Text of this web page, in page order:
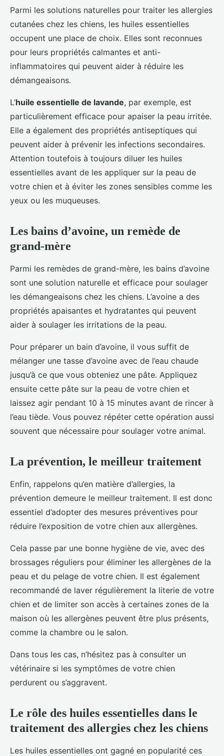
Parmi les solutions naturelles pour traiter les allergies
cutanées chez les chiens, les huiles essentielles
occupent une place de choix. Elles sont reconnues
pour leurs propriétés calmantes et anti-
inflammatoires qui peuvent aider à réduire les
démangeaisons.
L’huile essentielle de lavande, par exemple, est
particulièrement efficace pour apaiser la peau irritée.
Elle a également des propriétés antiseptiques qui
peuvent aider à prévenir les infections secondaires.
Attention toutefois à toujours diluer les huiles
essentielles avant de les appliquer sur la peau de
votre chien et à éviter les zones sensibles comme les
yeux ou les muqueuses.
Les bains d’avoine, un remède de
grand-mère
Parmi les remèdes de grand-mère, les bains d’avoine
sont une solution naturelle et efficace pour soulager
les démangeaisons chez les chiens. L’avoine a des
propriétés apaisantes et hydratantes qui peuvent
aider à soulager les irritations de la peau.
Pour préparer un bain d’avoine, il vous suffit de
mélanger une tasse d’avoine avec de l’eau chaude
jusqu’à ce que vous obteniez une pâte. Appliquez
ensuite cette pâte sur la peau de votre chien et
laissez agir pendant 10 à 15 minutes avant de rincer à
l’eau tiède. Vous pouvez répéter cette opération aussi
souvent que nécessaire pour soulager votre animal.
La prévention, le meilleur traitement
Enfin, rappelons qu’en matière d’allergies, la
prévention demeure le meilleur traitement. Il est donc
essentiel d’adopter des mesures préventives pour
réduire l’exposition de votre chien aux allergènes.
Cela passe par une bonne hygiène de vie, avec des
brossages réguliers pour éliminer les allergènes de la
peau et du pelage de votre chien. Il est également
recommandé de laver régulièrement la literie de votre
chien et de limiter son accès à certaines zones de la
maison où les allergènes peuvent être plus présents,
comme la chambre ou le salon.
Dans tous les cas, n’hésitez pas à consulter un
vétérinaire si les symptômes de votre chien
perdurent ou s’aggravent.
Le rôle des huiles essentielles dans le
traitement des allergies chez les chiens
Les huiles essentielles ont gagné en popularité ces